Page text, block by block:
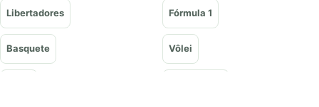
Libertadores Fórmula 1
Basquete Vôlei